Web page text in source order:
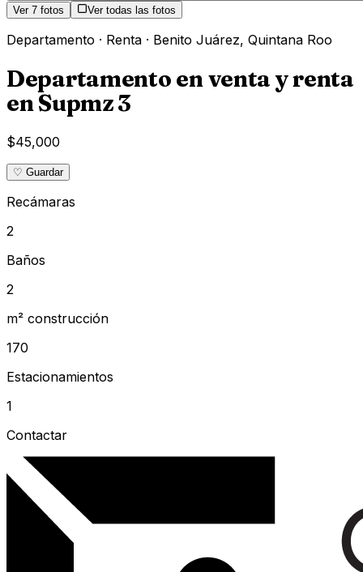
Ver 7 fotos Ver todas las fotos
Departamento · Renta · Benito Juárez, Quintana Roo
Departamento en venta y renta
en Supmz 3
$45,000
♡ Guardar
Recámaras
2
Baños
2
m² construcción
170
Estacionamientos
1
Contactar